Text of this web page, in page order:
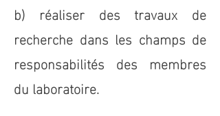
b) réaliser des travaux de
recherche dans les champs de
responsabilités des membres
du laboratoire.